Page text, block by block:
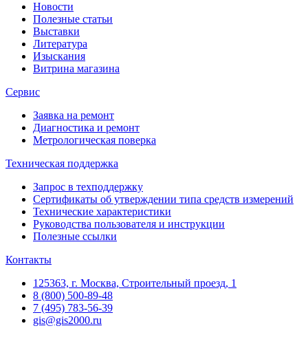
Новости
Полезные статьи
Выставки
Литература
Изыскания
Витрина магазина
Сервис
Заявка на ремонт
Диагностика и ремонт
Метрологическая поверка
Техническая поддержка
Запрос в техподдержку
Сертификаты об утверждении типа средств измерений
Технические характеристики
Руководства пользователя и инструкции
Полезные ссылки
Контакты
125363, г. Москва, Строительный проезд, 1
8 (800) 500-89-48
7 (495) 783-56-39
gis@gis2000.ru